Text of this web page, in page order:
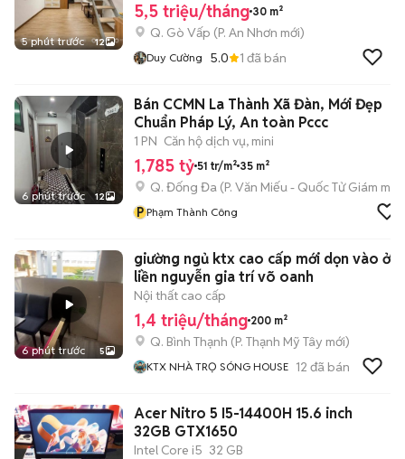
5 phút trước 12
5,5 triệu/tháng 30 m²
Q. Gò Vấp (P. An Nhơn mới)
Duy Cường 5.0 1 đã bán
6 phút trước 12
Bán CCMN La Thành Xã Đàn, Mới Đẹp
Chuẩn Pháp Lý, An toàn Pccc
1 PN Căn hộ dịch vụ, mini
1,785 tỷ 51 tr/m² 35 m²
Q. Đống Đa (P. Văn Miếu - Quốc Tử Giám mới)
P Phạm Thành Công
6 phút trước 5
giường ngủ ktx cao cấp mới dọn vào ở
liền nguyễn gia trí võ oanh
Nội thất cao cấp
1,4 triệu/tháng 200 m²
Q. Bình Thạnh (P. Thạnh Mỹ Tây mới)
KTX NHÀ TRỌ SÓNG HOUSE 12 đã bán
Acer Nitro 5 I5-14400H 15.6 inch
32GB GTX1650
Intel Core i5 32 GB